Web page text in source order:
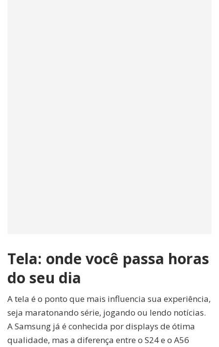
Tela: onde você passa horas
do seu dia
A tela é o ponto que mais influencia sua experiência,
seja maratonando série, jogando ou lendo notícias.
A Samsung já é conhecida por displays de ótima
qualidade, mas a diferença entre o S24 e o A56